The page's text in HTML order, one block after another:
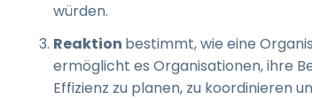
würden.
Reaktion bestimmt, wie eine
ermöglicht es Organisationen, ihre
Effizienz zu planen, zu koordinieren